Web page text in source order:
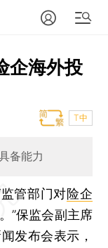
企海外投
T中
备能力
监管部门对险企
”保监会副主席
发布会表示，